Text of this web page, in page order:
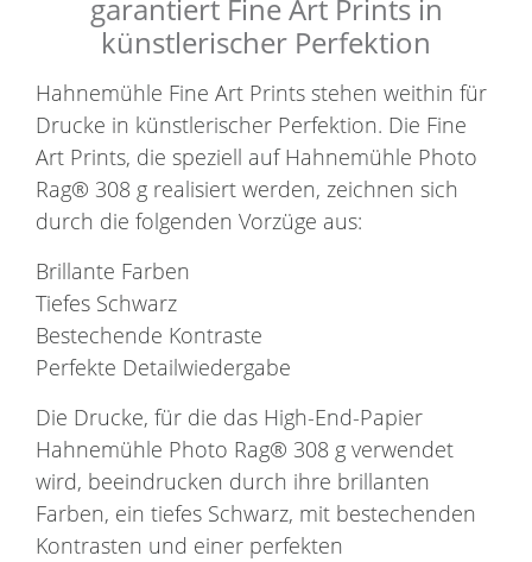
garantiert Fine Art Prints in
künstlerischer Perfektion
Hahnemühle Fine Art Prints stehen weithin für
Drucke in künstlerischer Perfektion. Die Fine
Art Prints, die speziell auf Hahnemühle Photo
Rag® 308 g realisiert werden, zeichnen sich
durch die folgenden Vorzüge aus:
Brillante Farben
Tiefes Schwarz
Bestechende Kontraste
Perfekte Detailwiedergabe
Die Drucke, für die das High-End-Papier
Hahnemühle Photo Rag® 308 g verwendet
wird, beeindrucken durch ihre brillanten
Farben, ein tiefes Schwarz, mit bestechenden
Kontrasten und einer perfekten